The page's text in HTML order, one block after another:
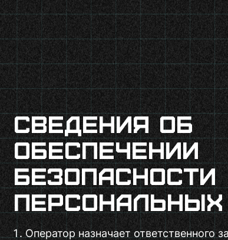
Сведения об
обеспечении
безопасности
Оператор назначает ответственного